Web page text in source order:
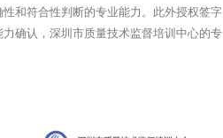
和符合性判断的专业能力。此外授权签字
确认，深圳市质量技术监督培训中心的专